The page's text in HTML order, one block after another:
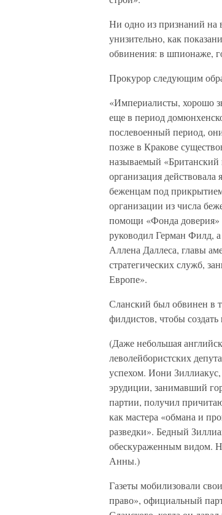
Ни одно из признаний на
унизительно, как
обвинения: в шпионаже,
Прокурор следующим
«Империалисты, хорошо
еще в период
послевоенный период,
позже в Кракове
называемый «Британский
организация
беженцам под
организации из числа
помощи «Фонда доверия»
руководил Герман Филд,
Аллена Даллеса, главы
стратегических служб,
Европе».
Сланский был обвинен в
филдистов, чтобы
(Даже небольшая
леволейбористских
успехом. Иони Зиллиакус,
эрудиции, занимавший
партии, получил
как мастера «обмана и
разведки». Бедный
обескураженным видом.
Анны.)
Газеты мобилизовали
право», официальный